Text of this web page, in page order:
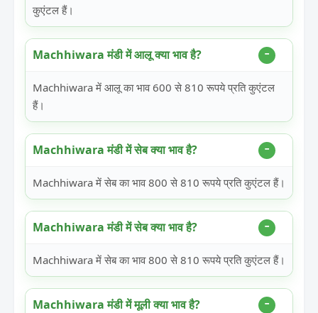
कुएंटल हैं।
Machhiwara मंडी में आलू क्या भाव है?
Machhiwara में आलू का भाव 600 से 810 रूपये प्रति कुएंटल
हैं।
Machhiwara मंडी में सेब क्या भाव है?
Machhiwara में सेब का भाव 800 से 810 रूपये प्रति कुएंटल हैं।
Machhiwara मंडी में सेब क्या भाव है?
Machhiwara में सेब का भाव 800 से 810 रूपये प्रति कुएंटल हैं।
Machhiwara मंडी में मूली क्या भाव है?